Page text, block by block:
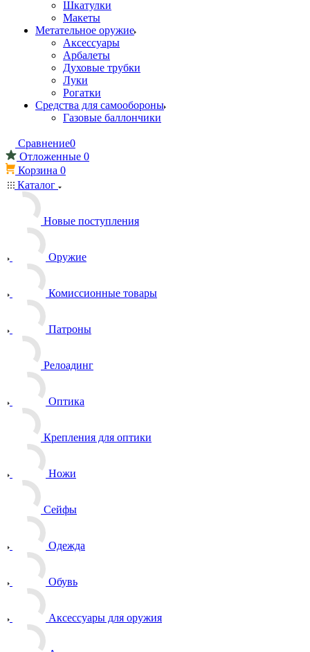
Шкатулки
Макеты
Метательное оружие
Аксессуары
Арбалеты
Духовые трубки
Луки
Рогатки
Средства для самообороны
Газовые баллончики
Сравнение0
Отложенные 0
Корзина 0
Каталог
Новые поступления
Оружие
Комиссионные товары
Патроны
Релоадинг
Оптика
Крепления для оптики
Ножи
Сейфы
Одежда
Обувь
Аксессуары для оружия